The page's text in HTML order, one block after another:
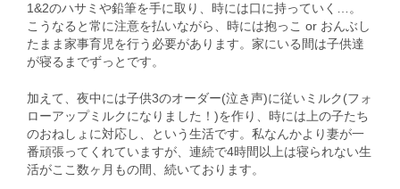
1&2のハサミや鉛筆を手に取り、時には口に持っていく…。
こうなると常に注意を払いながら、時には抱っこ or おんぶし
たまま家事育児を行う必要があります。家にいる間は子供達
が寝るまでずっとです。
加えて、夜中には子供3のオーダー(泣き声)に従いミルク(フォ
ローアップミルクになりました！)を作り、時には上の子たち
のおねしょに対応し、という生活です。私なんかより妻が一
番頑張ってくれていますが、連続で4時間以上は寝られない生
活がここ数ヶ月もの間、続いております。